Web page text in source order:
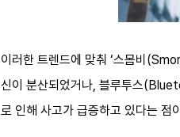
이러한 트렌드에 맞춰 ‘스몸비
신이 분산되었거나, 블루투스
로 인해 사고가 급증하고 있다는 점